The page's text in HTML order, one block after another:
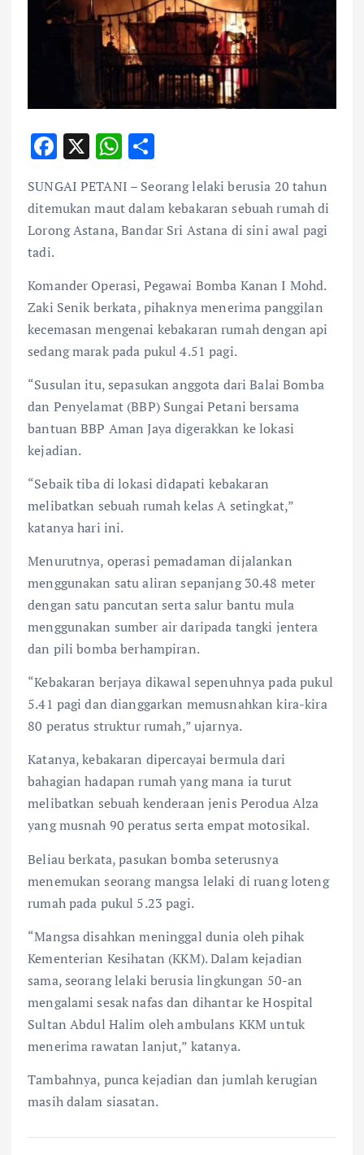
F
e
b
o
k
X W
at
s
p
p
ar
e
SUNGAI PETANI – Seorang lelaki berusia 20 tahun
ditemukan maut dalam kebakaran sebuah rumah di
Lorong Astana, Bandar Sri Astana di sini awal pagi
tadi.
Komander Operasi, Pegawai Bomba Kanan I Mohd.
Zaki Senik berkata, pihaknya menerima panggilan
kecemasan mengenai kebakaran rumah dengan api
sedang marak pada pukul 4.51 pagi.
“Susulan itu, sepasukan anggota dari Balai Bomba
dan Penyelamat (BBP) Sungai Petani bersama
bantuan BBP Aman Jaya digerakkan ke lokasi
kejadian.
“Sebaik tiba di lokasi didapati kebakaran
melibatkan sebuah rumah kelas A setingkat,”
katanya hari ini.
Menurutnya, operasi pemadaman dijalankan
menggunakan satu aliran sepanjang 30.48 meter
dengan satu pancutan serta salur bantu mula
menggunakan sumber air daripada tangki jentera
dan pili bomba berhampiran.
“Kebakaran berjaya dikawal sepenuhnya pada pukul
5.41 pagi dan dianggarkan memusnahkan kira-kira
80 peratus struktur rumah,” ujarnya.
Katanya, kebakaran dipercayai bermula dari
bahagian hadapan rumah yang mana ia turut
melibatkan sebuah kenderaan jenis Perodua Alza
yang musnah 90 peratus serta empat motosikal.
Beliau berkata, pasukan bomba seterusnya
menemukan seorang mangsa lelaki di ruang loteng
rumah pada pukul 5.23 pagi.
“Mangsa disahkan meninggal dunia oleh pihak
Kementerian Kesihatan (KKM). Dalam kejadian
sama, seorang lelaki berusia lingkungan 50-an
mengalami sesak nafas dan dihantar ke Hospital
Sultan Abdul Halim oleh ambulans KKM untuk
menerima rawatan lanjut,” katanya.
Tambahnya, punca kejadian dan jumlah kerugian
masih dalam siasatan.